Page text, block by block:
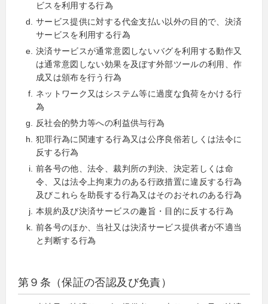
ビスを利用する行為
サービス提供に対する代金支払い以外の目的で、決済
サービスを利用する行為
決済サービスが通常意図しないバグを利用する動作又
は通常意図しない効果を及ぼす外部ツールの利用、作
成又は頒布を行う行為
ネットワーク又はシステム等に過度な負荷をかける行
為
反社会的勢力等への利益供与行為
犯罪行為に関連する行為又は公序良俗若しくは法令に
反する行為
前各号の他、法令、裁判所の判決、決定若しくは命
令、又は法令上拘束力のある行政措置に違反する行為
及びこれらを助長する行為又はそのおそれのある行為
本規約及び決済サービスの趣旨・目的に反する行為
前各号のほか、当社又は決済サービス提供者が不適当
と判断する行為
第９条（保証の否認及び免責）